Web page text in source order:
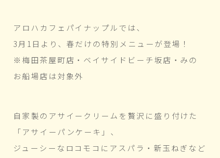
アロハカフェパイナップルでは、
3月1日より、春だけの特別メニューが登場！
※梅田茶屋町店・ベイサイドビーチ坂店・みの
お船場店は対象外
自家製のアサイークリームを贅沢に盛り付けた
「アサイーパンケーキ」、
ジューシーなロコモコにアスパラ・新玉ねぎなど